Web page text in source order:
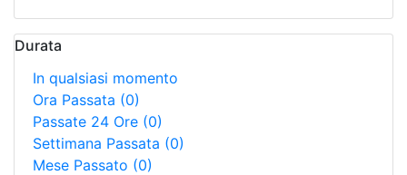
Durata
In qualsiasi momento
Ora Passata (0)
Passate 24 Ore (0)
Settimana Passata (0)
Mese Passato (0)